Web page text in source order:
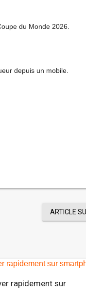
du Monde 2026.
depuis un mobile.
ARTICLE
rapidement sur